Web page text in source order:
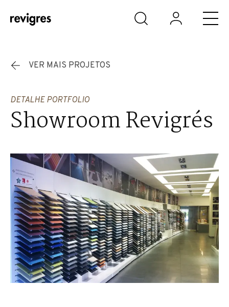
Saltar para o conteúdo principal
VER MAIS PROJETOS
DETALHE PORTFOLIO
Showroom Revigrés